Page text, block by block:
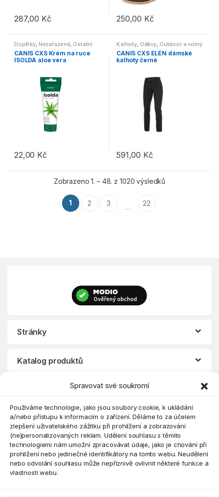
Spravovat své soukromí
Používáme technologie, jako jsou soubory cookie, k ukládání
a/nebo přístupu k informacím o zařízení. Děláme to za účelem
zlepšení uživatelského zážitku při prohlížení a zobrazování
(ne)personalizovaných reklam. Udělení souhlasu s těmito
technologiemi nám umožní zpracovávat údaje, jako je chování při
prohlížení nebo jedinečné identifikátory na tomto webu. Neudělení
nebo odvolání souhlasu může nepříznivě ovlivnit některé funkce a
vlastnosti webu.
287,00 Kč
Tento produkt má více variant. Možnosti lze vybrat na stránce
250,00 Kč
Tento produkt má více variant.
Doplňky, Nezařazené, Ostatní
CANIS CXS Krém na ruce
ISOLDA aloe vera
22,00 Kč
Kalhoty, Oděvy, Outdoor a volný
čas
CANIS CXS ELEN dámské
kalhoty černé
591,00 Kč
Tento produkt má více variant.
Zobrazeno 1. – 48. z 1020 výsledkůSeřazeno podle
1 2 3 … 22
Stránky
Katalog produktů